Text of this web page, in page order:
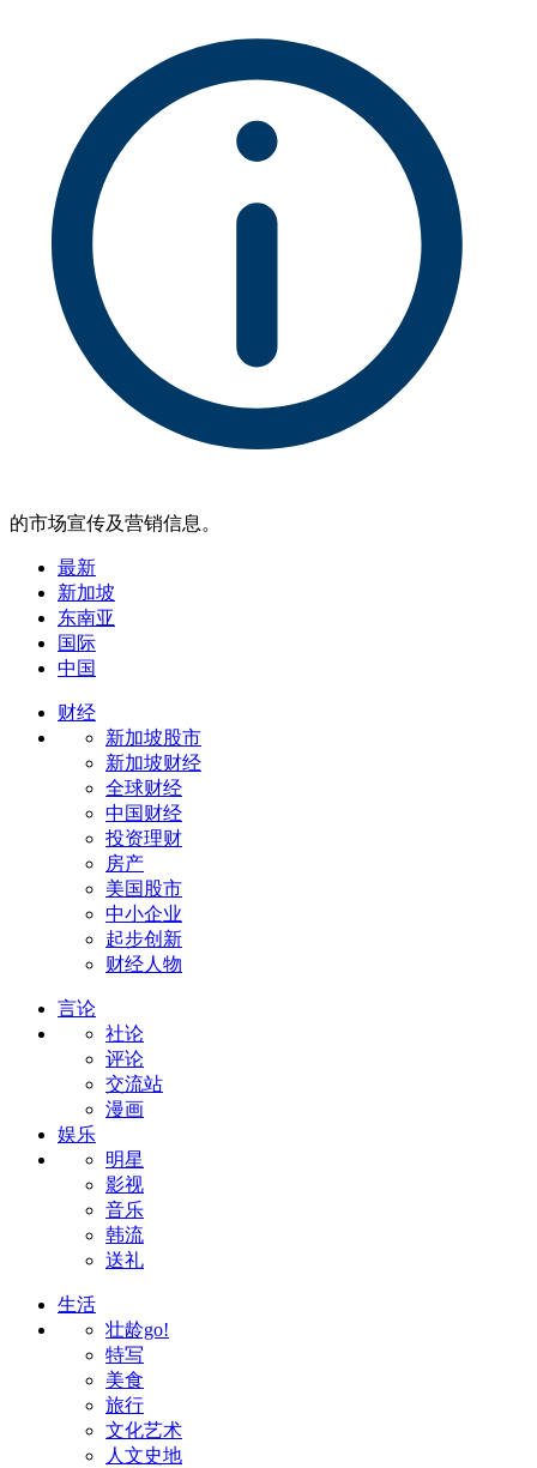
的市场宣传及营销信息。
最新
新加坡
东南亚
国际
中国
财经
新加坡股市
新加坡财经
全球财经
中国财经
投资理财
房产
美国股市
中小企业
起步创新
财经人物
言论
社论
评论
交流站
漫画
娱乐
明星
影视
音乐
韩流
送礼
生活
壮龄go!
特写
美食
旅行
文化艺术
人文史地